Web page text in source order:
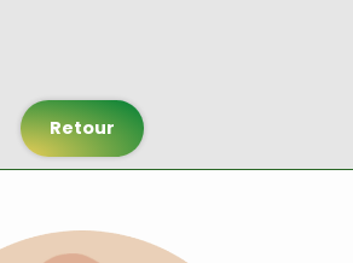
Retour